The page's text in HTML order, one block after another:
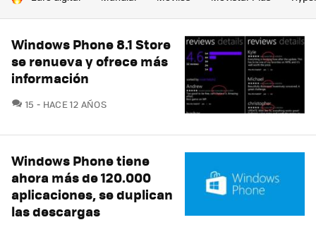
Windows Phone 8.1 Store
se renueva y ofrece más
información
15 COMENTARIOS
HACE 12 AÑOS
Windows Phone tiene
ahora más de 120.000
aplicaciones, se duplican
las descargas